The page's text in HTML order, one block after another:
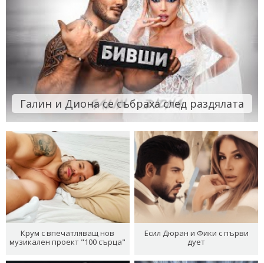
Галин и Диона се събраха след раздялата
Крум с впечатляващ нов
музикален проект "100 сърца"
Есил Дюран и Фики с първи
дует